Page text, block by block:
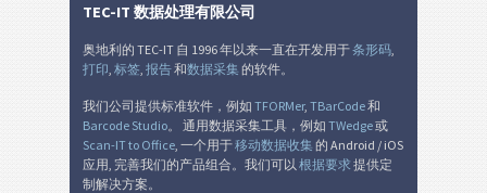
TEC-IT 数据处理有限公司
奥地利的 TEC-IT 自 1996 年以来一直在开发用于条形码
打印 标签 报告和数据采集的软件。
我们公司提供标准软件，例如 TFORMer, TBarCode和
Barcode Studio。 通用数据采集工具，例如 TWedge或
Scan-IT to Office , 一个用于移动数据收集的 Android / iOS
应用, 完善我们的产品组合。我们可以 根据要求 提供定
制解决方案。